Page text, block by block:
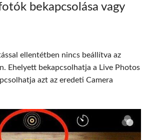
bekapcsolása vagy
ellentétben nincs beállítva az
Ehelyett bekapcsolhatja a Live Photos
azt az eredeti Camera